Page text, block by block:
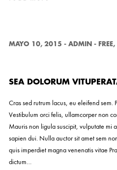
MAYO 10, 2015 - ADMIN - FREE,
SEA DOLORUM
Cras sed rutrum lacus, eu eleifend sem.
Vestibulum orci felis, ullamcorper non
Mauris non ligula suscipit, vulputate mi
sapien dui. Nulla auctor sit amet sem
quis imperdiet magna venenatis vitae
dictum…